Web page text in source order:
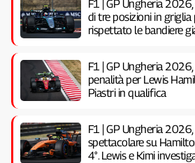
F1 | GP Ungheria
di tre posizioni in
rispettato le bandiere
F1 | GP Ungheria
penalità per Lewis
Piastri in qualifica
F1 | GP Ungheria
spettacolare su
4°. Lewis e Kimi